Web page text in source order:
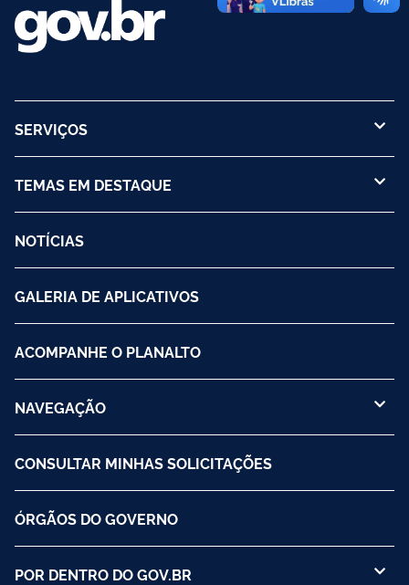
SERVIÇOS
TEMAS EM DESTAQUE
NOTÍCIAS
GALERIA DE APLICATIVOS
ACOMPANHE O PLANALTO
NAVEGAÇÃO
CONSULTAR MINHAS SOLICITAÇÕES
ÓRGÃOS DO GOVERNO
POR DENTRO DO GOV.BR